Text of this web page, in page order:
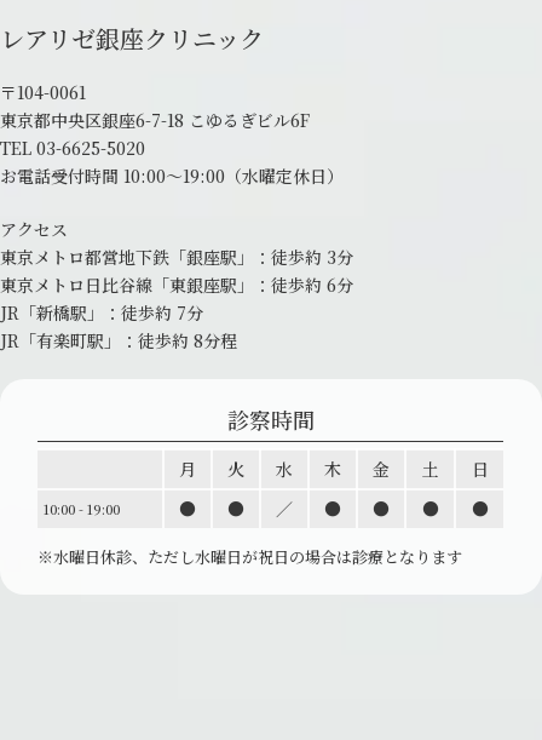
レアリゼ銀座クリニック
〒104-0061
東京都中央区銀座6-7-18 こゆるぎビル6F
TEL 03-6625-5020
お電話受付時間 10:00～19:00 （水曜定休日）
アクセス
東京メトロ都営地下鉄「銀座駅」： 徒歩約 3分
東京メトロ日比谷線「東銀座駅」： 徒歩約 6分
JR「新橋駅」：徒歩約 7分
JR「有楽町駅」：徒歩約 8分程
診察時間
月 火 水 木 金 土 日
10:00 - 19:00 ● ● ／ ● ● ● ●
※水曜日休診、ただし水曜日が祝日の場合は診療となります